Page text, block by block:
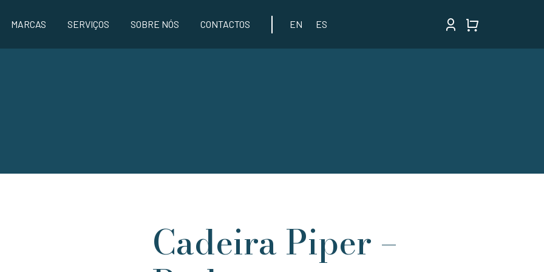
MARCAS SERVIÇOS SOBRE NÓS CONTACTOS EN ES
Cadeira Piper –